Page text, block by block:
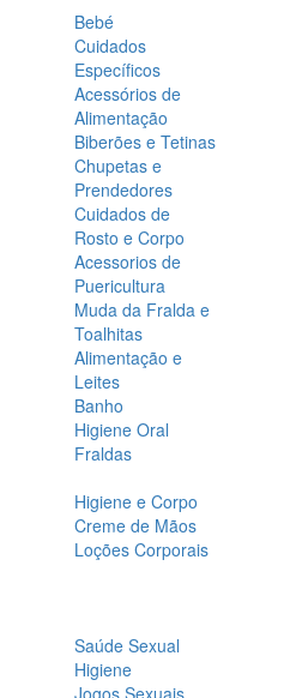
Bebé
Cuidados
Específicos
Acessórios de
Alimentação
Biberões e Tetinas
Chupetas e
Prendedores
Cuidados de
Rosto e Corpo
Acessorios de
Puericultura
Muda da Fralda e
Toalhitas
Alimentação e
Leites
Banho
Higiene Oral
Fraldas
Higiene e Corpo
Creme de Mãos
Loções Corporais
Saúde Sexual
Higiene
Jogos Sexuais